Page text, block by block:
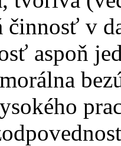
činnosť v
aspoň